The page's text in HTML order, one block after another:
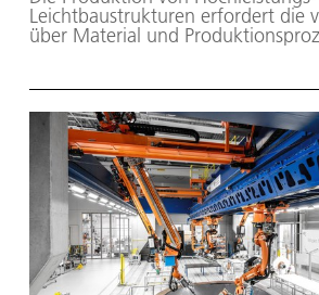
Leichtbaustrukturen erfordert die
über Material und
Verfahrensentwicklung, -
direkt auf einem Industrieroboter